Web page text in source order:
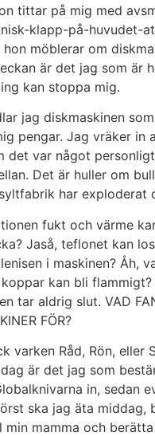
tittar på mig med
klapp-på-huvudet-
möblerar om
är det jag som är
kan stoppa mig.
jag diskmaskinen
pengar. Jag vräker in
det var något
Det är huller om
har exploderat
fukt och värme
Jaså, teflonet kan
i maskinen? Åh,
kan bli flammigt?
tar aldrig slut. VAD
FÖR?
varken Råd, Rön, eller
är det jag som
in, sedan
ska jag äta middag,
min mamma och